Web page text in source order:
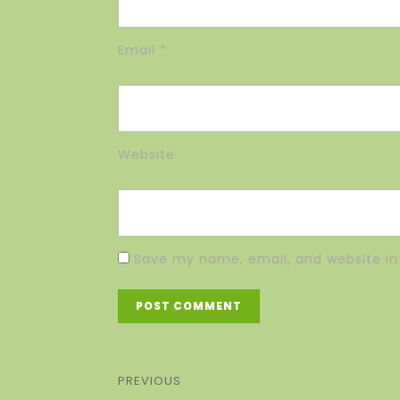
Email *
Website
Save my name, email, and website
PREVIOUS